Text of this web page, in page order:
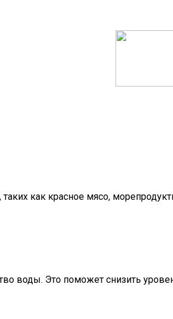
как красное мясо,
воды. Это поможет снизить